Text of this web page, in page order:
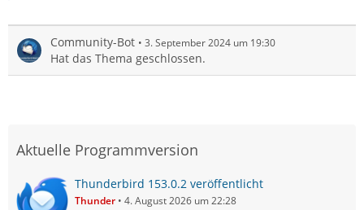
Community-Bot 3. September 2024 um 19:30
Hat das Thema geschlossen.
Aktuelle Programmversion
Thunderbird 153.0.2 veröffentlicht
Thunder 4. August 2026 um 22:28